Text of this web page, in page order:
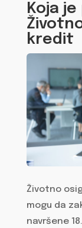
Koja
kredit
Životno
mogu da
navršene